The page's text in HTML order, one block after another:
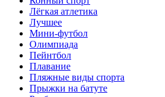
Лёгкая атлетика
Лучшее
Мини-футбол
Олимпиада
Пейнтбол
Плавание
Пляжные виды спорта
Прыжки на батуте